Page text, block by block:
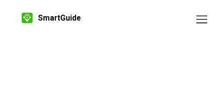
SmartGuide